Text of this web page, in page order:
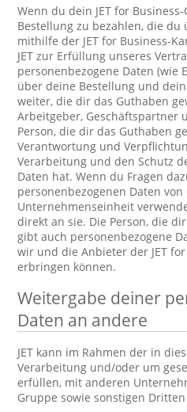
Wenn du dein JET for
Bestellung zu bezahlen, die
mithilfe der JET for Business-
JET zur Erfüllung unseres
personenbezogene Daten (wie
über deine Bestellung und
weiter, die dir das Guthaben
Arbeitgeber, Geschäftspartner
Person, die dir das Guthaben
Verantwortung und
Verarbeitung und den Schutz
Daten hat. Wenn du Fragen
personenbezogenen Daten von
Unternehmenseinheit
direkt an sie. Die Person, die
gibt auch personenbezogene
wir und die Anbieter der JET
erbringen können.
Weitergabe deiner
Daten an andere
JET kann im Rahmen der in
Verarbeitung und/oder um
erfüllen, mit anderen
Gruppe sowie sonstigen